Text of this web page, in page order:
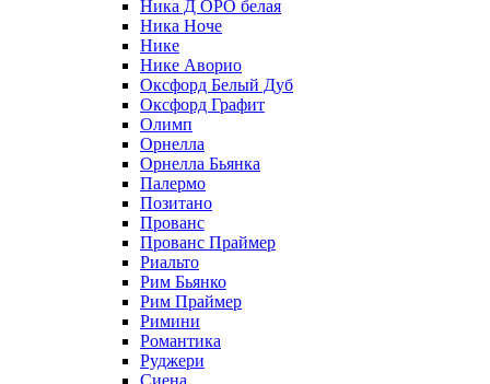
Ника Д ОРО белая
Ника Ноче
Нике
Нике Аворио
Оксфорд Белый Дуб
Оксфорд Графит
Олимп
Орнелла
Орнелла Бьянка
Палермо
Позитано
Прованс
Прованс Праймер
Риальто
Рим Бьянко
Рим Праймер
Римини
Романтика
Руджери
Сиена